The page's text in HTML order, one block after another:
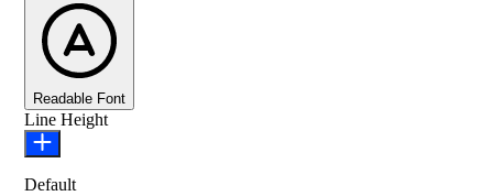
Readable Font
Line Height
Default